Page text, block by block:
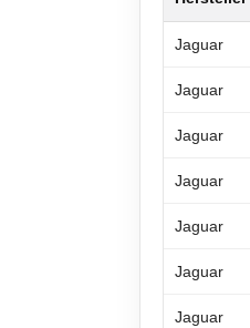
Jaguar
Jaguar
Jaguar
Jaguar
Jaguar
Jaguar
Jaguar